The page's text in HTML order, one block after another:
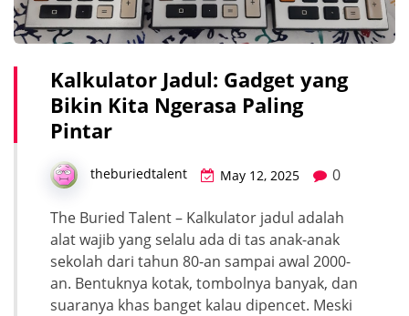
Kalkulator Jadul: Gadget yang
Bikin Kita Ngerasa Paling
Pintar
theburiedtalent May 12, 2025 0
The Buried Talent – Kalkulator jadul adalah
alat wajib yang selalu ada di tas anak-anak
sekolah dari tahun 80-an sampai awal 2000-
an. Bentuknya kotak, tombolnya banyak, dan
suaranya khas banget kalau dipencet. Meski